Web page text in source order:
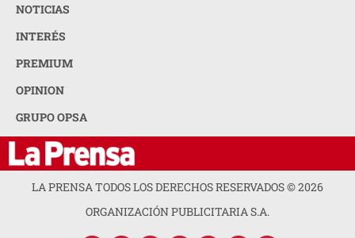
NOTICIAS
INTERÉS
PREMIUM
OPINION
GRUPO OPSA
LA PRENSA TODOS LOS DERECHOS RESERVADOS ©2026
ORGANIZACIÓN PUBLICITARIA S.A.